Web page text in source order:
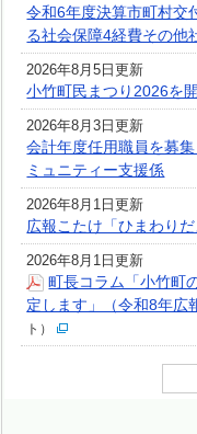
令和6年度決算市町村交
る社会保障4経費その他
2026年8月5日更新
小竹町民まつり2026を
2026年8月3日更新
会計年度任用職員を募
ミュニティー支援係
2026年8月1日更新
広報こたけ「ひまわり
2026年8月1日更新
町長コラム「小竹町
定します」（令和8年広
ト）